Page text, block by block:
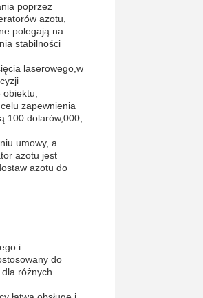
poprzez
azotu,
polegają na
stabilności
laserowego,w
zapewnienia
100 dolarów,000,
umowy, a
azotu jest
azotu do
i
do
różnych